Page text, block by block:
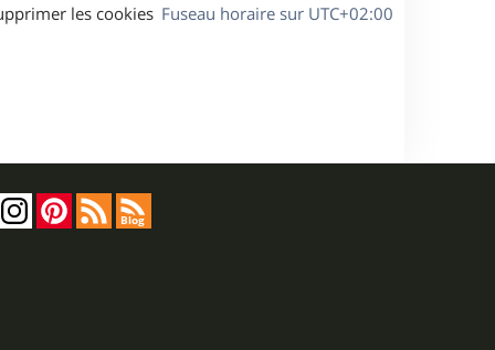
Fuseau horaire sur UTC+02:00
les cookies